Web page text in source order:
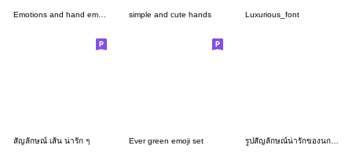
simple and cute hands Luxurious_font
สัญลักษณ์ เส้น น่ารัก ๆ Ever green emoji set รูปสัญลักษณ์น่ารักของนกชิมะเอนากะ